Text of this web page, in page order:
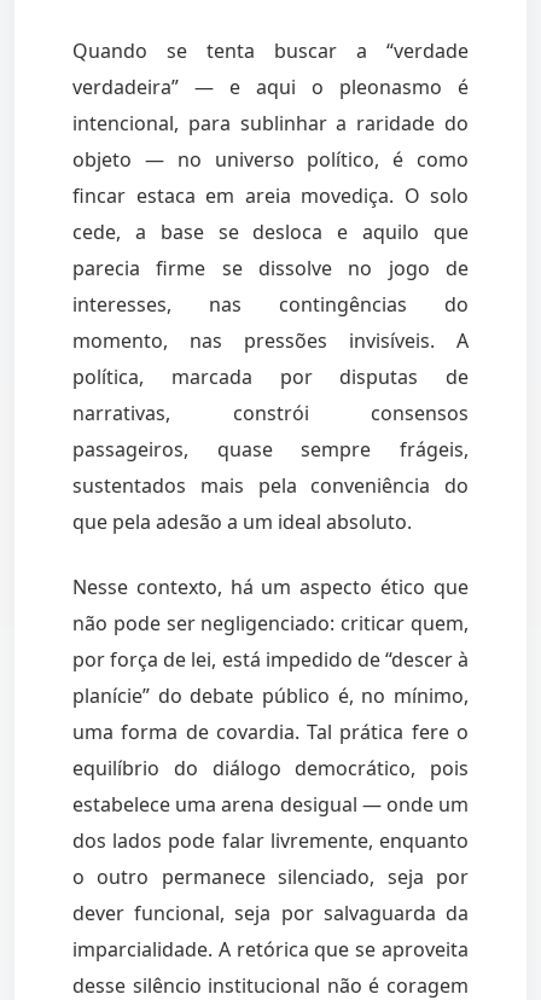
Quando se tenta buscar a “verdade
verdadeira” — e aqui o pleonasmo é
intencional, para sublinhar a raridade do
objeto — no universo político, é como
fincar estaca em areia movediça. O solo
cede, a base se desloca e aquilo que
parecia firme se dissolve no jogo de
interesses, nas contingências do
momento, nas pressões invisíveis. A
política, marcada por disputas de
narrativas, constrói consensos
passageiros, quase sempre frágeis,
sustentados mais pela conveniência do
que pela adesão a um ideal absoluto.
Nesse contexto, há um aspecto ético que
não pode ser negligenciado: criticar quem,
por força de lei, está impedido de “descer à
planície” do debate público é, no mínimo,
uma forma de covardia. Tal prática fere o
equilíbrio do diálogo democrático, pois
estabelece uma arena desigual — onde um
dos lados pode falar livremente, enquanto
o outro permanece silenciado, seja por
dever funcional, seja por salvaguarda da
imparcialidade. A retórica que se aproveita
desse silêncio institucional não é coragem